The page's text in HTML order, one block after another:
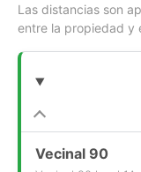
propietario y están
Las distancias son
entre la propiedad y
Vecinal 90